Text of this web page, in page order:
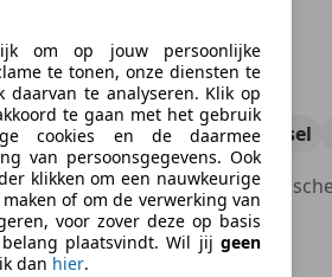
08/2010 79.404 km Diesel
om op jouw persoonlijke
te tonen, onze diensten te
te analyseren. Klik op
te gaan met het gebruik
cookies en de daarmee
van persoonsgegevens. Ook
klikken om een nauwkeurige
of om de verwerking van
voor zover deze op basis
plaatsvindt. Wil jij geen
dan hier.